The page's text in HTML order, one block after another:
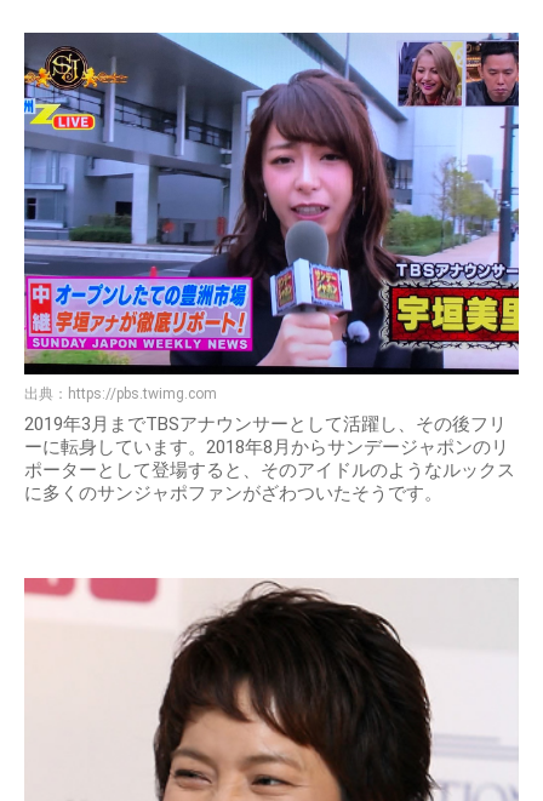
出典： https://pbs.twimg.com
2019年3月までTBSアナウンサーとして活躍し、その後フリ
ーに転身しています。2018年8月からサンデージャポンのリ
ポーターとして登場すると、そのアイドルのようなルックス
に多くのサンジャポファンがざわついたそうです。